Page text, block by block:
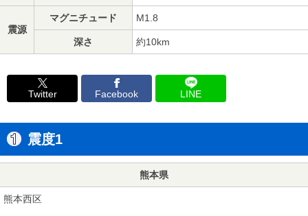
震源
マグニチュード M1.8
深さ 約10km
Twitter Facebook LINE
震度1
熊本県
熊本西区